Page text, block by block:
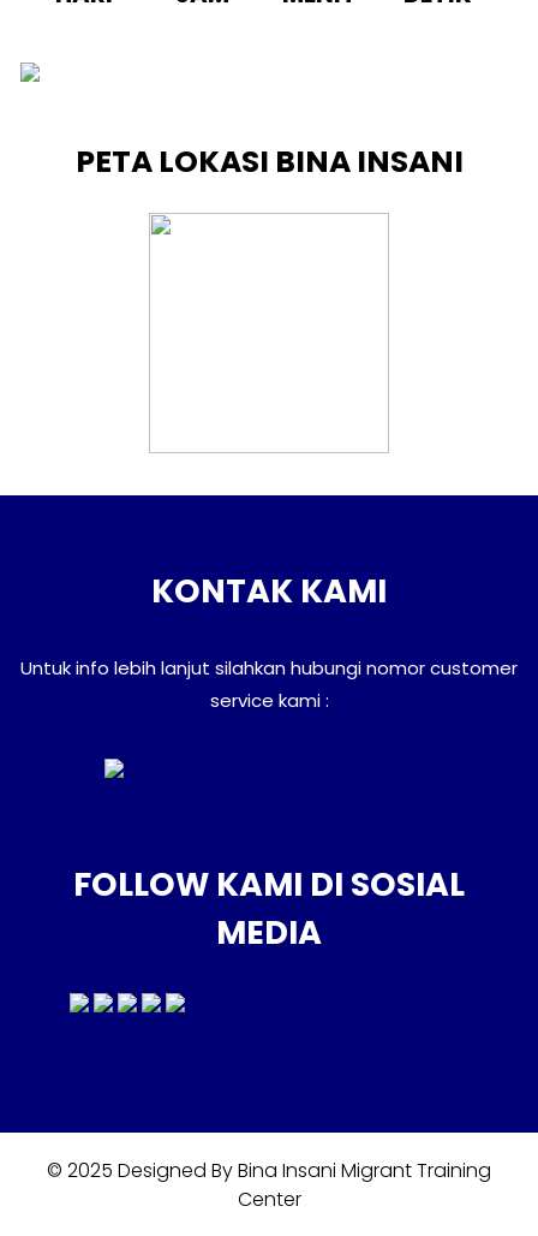
PETA LOKASI BINA INSANI
KONTAK KAMI
Untuk info lebih lanjut silahkan hubungi nomor customer
service kami :
FOLLOW KAMI DI SOSIAL
MEDIA
© 2025 Designed By Bina Insani Migrant Training
Center